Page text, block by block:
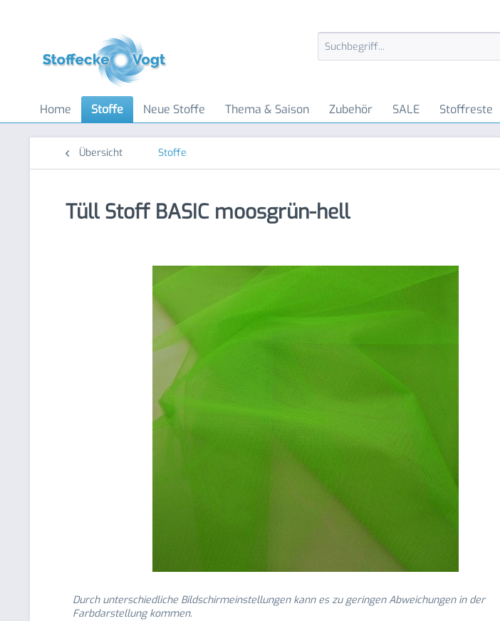
Home Stoffe Neue Stoffe Thema & Saison Zubehör SALE Stoffreste
Übersicht Stoffe
Tüll Stoff BASIC moosgrün-hell
Durch unterschiedliche Bildschirmeinstellungen kann es zu geringen Abweichungen in der
Farbdarstellung kommen.